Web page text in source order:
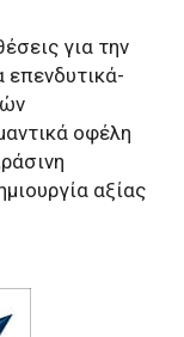
για την
επενδυτικά-
οφέλη
αξίας